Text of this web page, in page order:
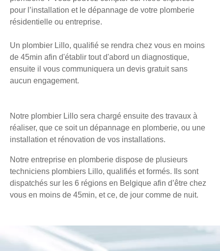
pour l’installation et le dépannage de votre plomberie
résidentielle ou entreprise.
Un plombier Lillo, qualifié se rendra chez vous en moins
de 45min afin d'établir tout d'abord un diagnostique,
ensuite il vous communiquera un devis gratuit sans
aucun engagement.
Notre plombier Lillo sera chargé ensuite des travaux à
réaliser, que ce soit un dépannage en plomberie, ou une
installation et rénovation de vos installations.
Notre entreprise en plomberie dispose de plusieurs
techniciens plombiers Lillo, qualifiés et formés. Ils sont
dispatchés sur les 6 régions en Belgique afin d’être chez
vous en moins de 45min, et ce, de jour comme de nuit.